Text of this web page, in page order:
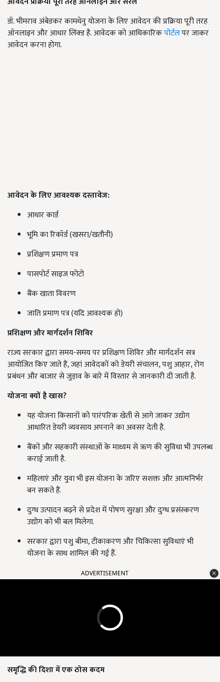
डॉ. भीमराव अंबेडकर कामधेनु योजना के लिए आवेदन की प्रक्रिया पूरी तरह
ऑनलाइन और आधार लिंक्ड है. आवेदक को आधिकारिकपोर्टलपर जाकर
आवेदन करना होगा.
आवेदन के लिए आवश्यक दस्तावेज:
आधार कार्ड
भूमि का रिकॉर्ड (खसरा/खतौनी)
प्रशिक्षण प्रमाण पत्र
पासपोर्ट साइज फोटो
बैंक खाता विवरण
जाति प्रमाण पत्र (यदि आवश्यक हो)
प्रशिक्षण और मार्गदर्शन शिविर
राज्य सरकार द्वारा समय-समय पर प्रशिक्षण शिविर और मार्गदर्शन सत्र
आयोजित किए जाते हैं, जहां आवेदकों को डेयरी संचालन, पशु आहार, रोग
प्रबंधन और बाजार से जुड़ाव के बारे में विस्तार से जानकारी दी जाती है.
योजना क्यों है खास?
यह योजना किसानों को पारंपरिक खेती से आगे जाकर उद्योग
आधारित डेयरी व्यवसाय अपनाने का अवसर देती है.
बैंकों और सहकारी संस्थाओं के माध्यम से ऋण की सुविधा भी उपलब्ध
कराई जाती है.
महिलाएं और युवा भी इस योजना के जरिए सशक्त और आत्मनिर्भर
बन सकते हैं.
दुग्ध उत्पादन बढ़ने से प्रदेश में पोषण सुरक्षा और दुग्ध प्रसंस्करण
उद्योग को भी बल मिलेगा.
सरकार द्वारा पशु बीमा, टीकाकरण और चिकित्सा सुविधाएं भी
योजना के साथ शामिल की गई हैं.
ADVERTISEMENT
समृद्धि की दिशा में एक ठोस कदम